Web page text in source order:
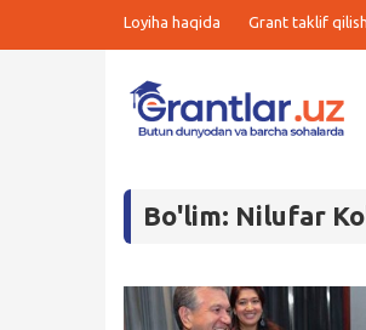
Loyiha haqida Grant taklif qilish
Bo'lim: Nilufar